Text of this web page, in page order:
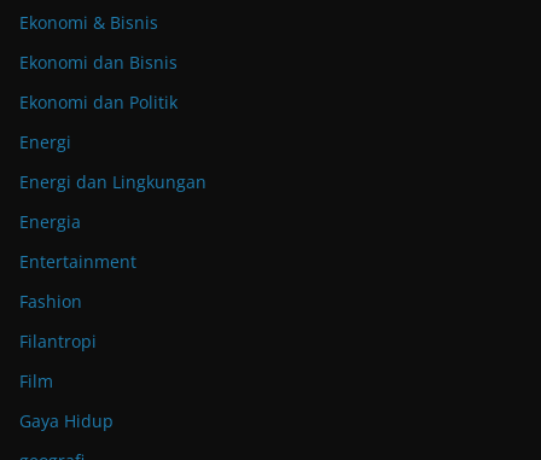
Ekonomi & Bisnis
Ekonomi dan Bisnis
Ekonomi dan Politik
Energi
Energi dan Lingkungan
Energia
Entertainment
Fashion
Filantropi
Film
Gaya Hidup